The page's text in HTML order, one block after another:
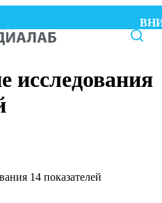
исследования
14 показателей